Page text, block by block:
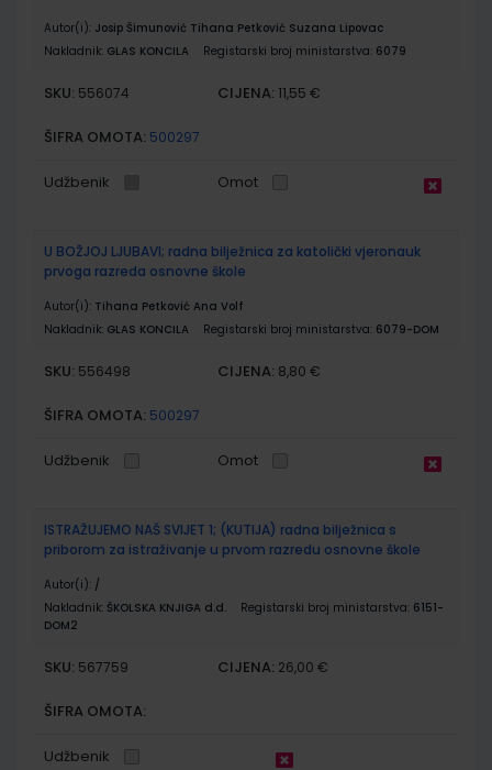
Autor(i): Josip Šimunović Tihana Petković Suzana Lipovac
Nakladnik: GLAS KONCILA Registarski broj ministarstva: 6079
SKU: 556074 CIJENA: 11,55 €
ŠIFRA OMOTA: 500297
Udžbenik Omot
U BOŽJOJ LJUBAVI; radna bilježnica za katolički vjeronauk
prvoga razreda osnovne škole
Autor(i): Tihana Petković Ana Volf
Nakladnik: GLAS KONCILA Registarski broj ministarstva: 6079-DOM
SKU: 556498 CIJENA: 8,80 €
ŠIFRA OMOTA: 500297
Udžbenik Omot
ISTRAŽUJEMO NAŠ SVIJET 1; (KUTIJA) radna bilježnica s
priborom za istraživanje u prvom razredu osnovne škole
Autor(i): /
Nakladnik: ŠKOLSKA KNJIGA d.d. Registarski broj ministarstva: 6151-
DOM2
SKU: 567759 CIJENA: 26,00 €
ŠIFRA OMOTA:
Udžbenik